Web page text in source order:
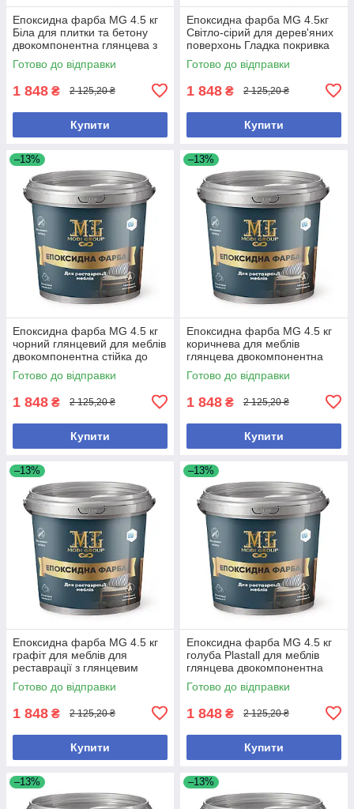
Епоксидна фарба MG 4.5 кг
Біла для плитки та бетону
двокомпонентна глянцева з
високою покриваністю
Готово до відправки
1 848 ₴ 2 125,20 ₴
Купити
Епоксидна фарба MG 4.5кг
Світло-сірий для дерев'яних
поверхонь Гладка покривка
Стійкість до води
Готово до відправки
1 848 ₴ 2 125,20 ₴
Купити
–13%
Епоксидна фарба MG 4.5 кг
чорний глянцевий для меблів
двокомпонентна стійка до
вологи та хімії
Готово до відправки
1 848 ₴ 2 125,20 ₴
Купити
–13%
Епоксидна фарба MG 4.5 кг
коричнева для меблів
глянцева двокомпонентна
для реставрації та захисту
Готово до відправки
1 848 ₴ 2 125,20 ₴
Купити
–13%
Епоксидна фарба MG 4.5 кг
графіт для меблів для
реставрації з глянцевим
покриттям
Готово до відправки
1 848 ₴ 2 125,20 ₴
Купити
–13%
Епоксидна фарба MG 4.5 кг
голуба Plastall для меблів
глянцева двокомпонентна
для реставрації
Готово до відправки
1 848 ₴ 2 125,20 ₴
Купити
–13% –13%